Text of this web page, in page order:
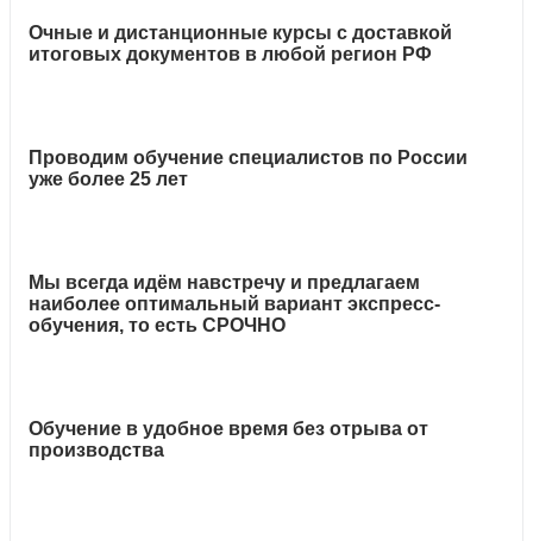
Очные и дистанционные курсы с доставкой
итоговых документов в любой регион РФ
Проводим обучение специалистов по России
уже более 25 лет
Мы всегда идём навстречу и предлагаем
наиболее оптимальный вариант экспресс-
обучения, то есть СРОЧНО
Обучение в удобное время без отрыва от
производства